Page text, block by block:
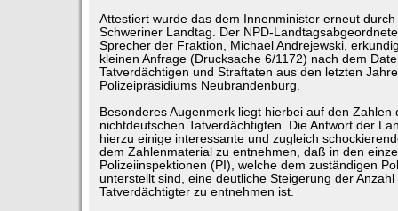
Attestiert wurde das dem Innenminister erneut
Schweriner Landtag. Der NPD-
Sprecher der Fraktion, Michael Andrejewski,
kleinen Anfrage (Drucksache 6/1172) nach dem
Tatverdächtigen und Straftaten aus den letzten
Polizeipräsidiums Neubrandenburg.
Besonderes Augenmerk liegt hierbei auf den Zahlen
nichtdeutschen Tatverdächtigten. Die Antwort der
hierzu einige interessante und zugleich
dem Zahlenmaterial zu entnehmen, daß in den
Polizeiinspektionen (PI), welche dem zuständigen
unterstellt sind, eine deutliche Steigerung der
Tatverdächtigter zu entnehmen ist.